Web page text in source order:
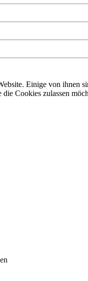
Einige von ihnen
die Cookies zulassen